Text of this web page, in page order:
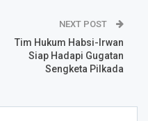
NEXT POST
Tim Hukum Habsi-Irwan
Siap Hadapi Gugatan
Sengketa Pilkada